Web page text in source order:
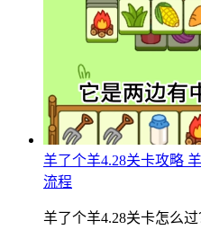
羊了个羊4.28关卡攻略
流程
羊了个羊4.28关卡怎么